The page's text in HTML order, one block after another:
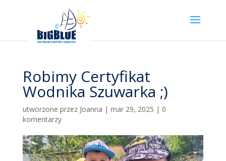
Robimy Certyfikat
Wodnika Szuwarka ;)
utworzone przez Joanna | mar 29, 2025 | 0
komentarzy